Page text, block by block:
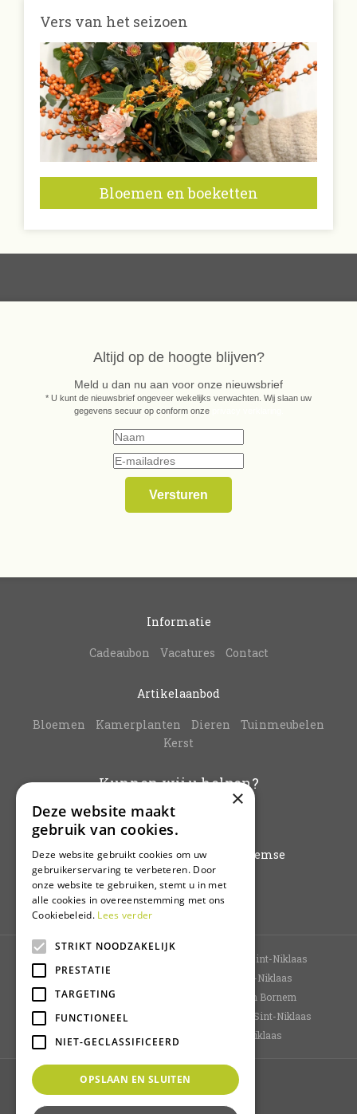
Vers van het seizoen
Bloemen en boeketten
Altijd op de hoogte blijven?
Meld u dan nu aan voor onze nieuwsbrief
* U kunt de nieuwsbrief ongeveer wekelijks verwachten. Wij slaan uw
gegevens secuur op conform onze
Informatie
Cadeaubon Vacatures Contact
Artikelaanbod
Bloemen Kamerplanten Dieren
Tuinmeubelen
Kerst
Kunnen wij u helpen?
info@vanbuynder.be
03/771.38.20
Hoogkamerstraat 196 - 9140 Temse
Plan route
Bloemenwinkel Sint-Niklaas
Planten Sint-Niklaas
Kamerplanten Sint-Niklaas
Bloemen kopen Sint-Niklaas
Tuincentrum Bornem
Tuincentrum Oost-Vlaanderen
Dierenwinkel Sint-Niklaas
Koopzondag Sint-Niklaas
© Van Buynder
×
Deze website maakt
gebruik van cookies.
Deze website gebruikt cookies om uw
gebruikerservaring te verbeteren. Door
onze website te gebruiken, stemt u in met
alle cookies in overeenstemming met ons
Cookiebeleid. Lees verder
STRIKT NOODZAKELIJK
PRESTATIE
TARGETING
FUNCTIONEEL
NIET-GECLASSIFICEERD
OPSLAAN EN SLUITEN